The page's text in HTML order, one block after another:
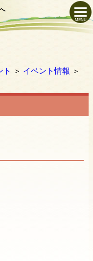
MENU
ト ＞ イベント情報 ＞